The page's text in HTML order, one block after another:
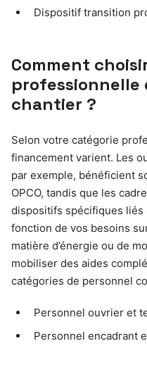
Dispositif transition
Comment
professionnelle
chantier ?
Selon votre catégorie
financement varient. Les
par exemple, bénéficient
OPCO, tandis que les
dispositifs spécifiques liés
fonction de vos besoins
matière d’énergie ou de
mobiliser des aides
catégories de personnel
Personnel ouvrier et
Personnel encadrant